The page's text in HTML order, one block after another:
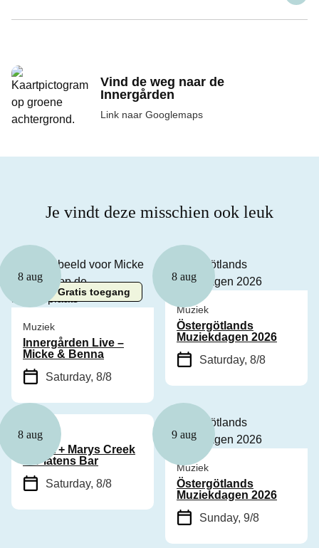
Vind de weg naar de
Innergården
Link naar Googlemaps
Je vindt deze misschien ook leuk
8 aug
Gratis toegang
Muziek
Innergården Live –
Micke & Benna
Saturday, 8/8
8 aug
Muziek
Östergötlands
Muziekdagen 2026
Saturday, 8/8
8 aug
Muziek
Cyhra + Marys Creek
in Platens Bar
Saturday, 8/8
9 aug
Muziek
Östergötlands
Muziekdagen 2026
Sunday, 9/8